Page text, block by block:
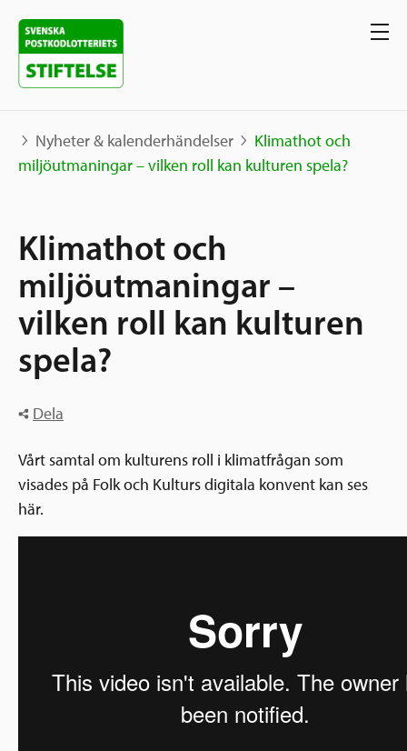
Projekt
Karta
Berättelser
Våra stöd
Sverige och övriga världen
Grannskapsinitiativet
Utlysningar
Sök stöd
Ansök
Ansökningsguide
Frågor och svar
Sverige och övriga världen
Om oss
Uppdrag
Hur vi arbetar
Verksamhetsberättelser & årsredovisningar
Medarbetare & styrelse
Nyheter & kalenderhändelser
Nyheter & kalenderhändelser
Klimathot och
miljöutmaningar – vilken roll kan kulturen spela?
Klimathot och
miljöutmaningar –
vilken roll kan kulturen
spela?
Dela
Vårt samtal om kulturens roll i klimatfrågan som
visades på Folk och Kulturs digitala konvent kan ses
här.